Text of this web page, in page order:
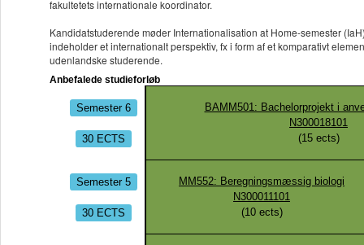
fakultetets internationale koordinator.
Kandidatstuderende møder Internationalisation at Home-semester
indeholder et internationalt perspektiv, fx i form af et komparativt
udenlandske studerende.
Anbefalede studieforløb
Semester 6
30 ECTS
BAMM501: Bachelorprojekt i
N300018101
(15ects)
Semester 5
30 ECTS
MM552: Beregningsmæssig biologi
N300011101
(10ects)